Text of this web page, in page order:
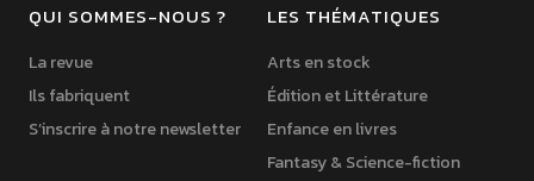
QUI SOMMES-NOUS ?
La revue
Ils fabriquent
S’inscrire à notre newsletter
LES THÉMATIQUES
Arts en stock
Édition et Littérature
Enfance en livres
Fantasy & Science-fiction